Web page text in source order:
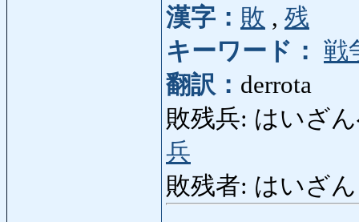
漢字： 敗 , 残
キーワード： 戦
翻訳： derrota
敗残兵: はいざん
兵
敗残者: はいざ